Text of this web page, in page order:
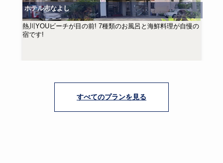
ホテル志なよし
熱川YOUビーチが目の前! 7種類のお風呂と海鮮料理が自慢の
宿です!
すべてのプランを見る